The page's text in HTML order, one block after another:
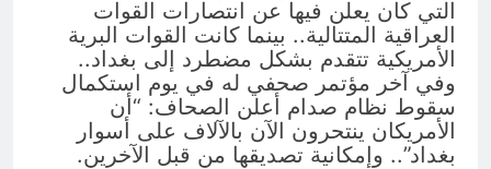
التي كان يعلن فيها عن انتصارات القوات
العراقية المتتالية.. بينما كانت القوات البرية
الأمريكية تتقدم بشكل مضطرد إلى بغداد..
وفي آخر مؤتمر صحفي له في يوم استكمال
سقوط نظام صدام أعلن الصحاف: “أن
الأمريكان ينتحرون الآن بالآلاف على أسوار
بغداد”.. وإمكانية تصديقها من قبل الآخرين.